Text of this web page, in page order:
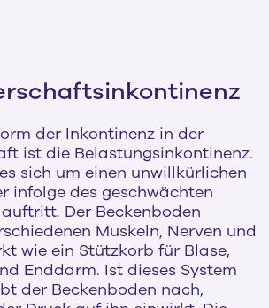
der Inkontinenz in der
ist die Belastungsinkontinenz.
sich um einen unwillkürlichen
infolge des geschwächten
Der Beckenboden
Muskeln, Nerven und
wie ein Stützkorb für Blase,
Enddarm. Ist dieses System
der Beckenboden nach,